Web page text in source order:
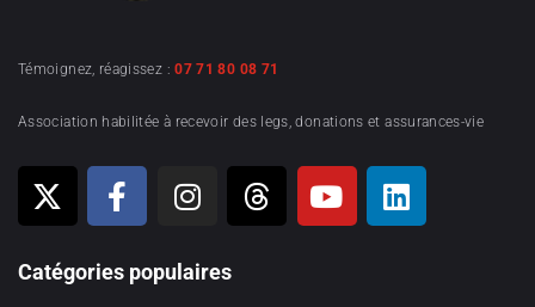
Témoignez, réagissez :07 71 80 08 71
Association habilitée à recevoir des legs, donations et assurances-vie
Catégories populaires